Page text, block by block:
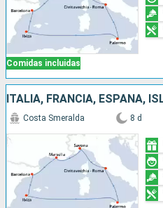
Comidas incluidas
Costa Smeralda 8 d